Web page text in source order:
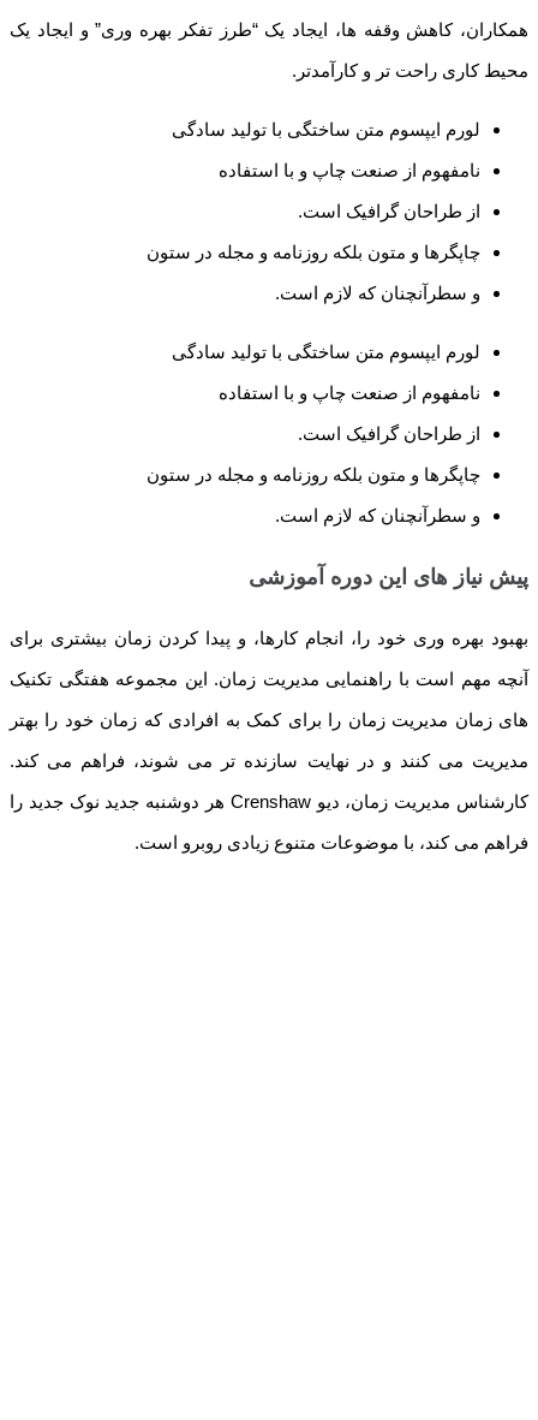
همکاران، کاهش وقفه ها، ایجاد یک “طرز تفکر بهره وری” و ایجاد یک
محیط کاری راحت تر و کارآمدتر.
لورم ایپسوم متن ساختگی با تولید سادگی
نامفهوم از صنعت چاپ و با استفاده
از طراحان گرافیک است.
چاپگرها و متون بلکه روزنامه و مجله در ستون
و سطرآنچنان که لازم است.
لورم ایپسوم متن ساختگی با تولید سادگی
نامفهوم از صنعت چاپ و با استفاده
از طراحان گرافیک است.
چاپگرها و متون بلکه روزنامه و مجله در ستون
و سطرآنچنان که لازم است.
پیش نیاز های این دوره آموزشی
بهبود بهره وری خود را، انجام کارها، و پیدا کردن زمان بیشتری برای
آنچه مهم است با راهنمایی مدیریت زمان. این مجموعه هفتگی تکنیک
های زمان مدیریت زمان را برای کمک به افرادی که زمان خود را بهتر
مدیریت می کنند و در نهایت سازنده تر می شوند، فراهم می کند.
کارشناس مدیریت زمان، دیو Crenshaw هر دوشنبه جدید نوک جدید را
فراهم می کند، با موضوعات متنوع زیادی روبرو است.